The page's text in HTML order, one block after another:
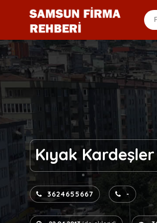
Kıyak
3624655667 -